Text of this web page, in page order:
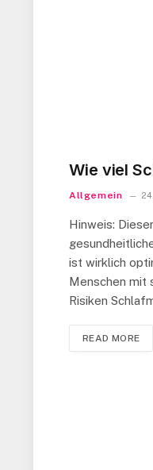
Wie viel
Allgemein
Hinweis:
ist wirklich
Menschen mit
Risiken
READ MORE